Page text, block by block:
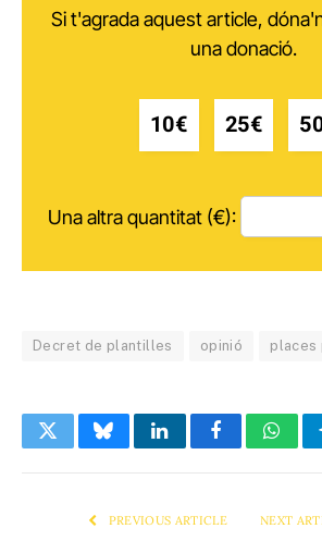
Si t'agrada aquest article,
una donació.
10€ 25€
Una altra quantitat (€):
Decret de plantilles opinió places
TwitterBlueskyLinkedInFacebook
PREVIOUS ARTICLE NEXT